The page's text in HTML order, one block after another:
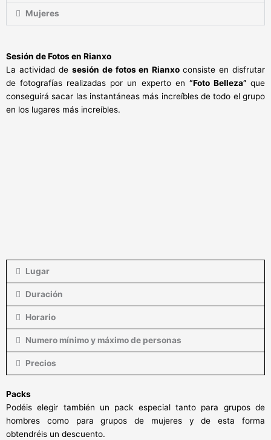
Mujeres
Sesión de Fotos en Rianxo
La actividad de sesión de fotos en Rianxoconsiste en disfrutar
de fotografías realizadas por un experto en “Foto Belleza”que
conseguirá sacar las instantáneas más increíbles de todo el grupo
en los lugares más increíbles.
Lugar
Duración
Horario
Numero mínimo y máximo de personas
Precios
Packs
Podéis elegir también un pack especial tanto para grupos de
hombres como para grupos de mujeres y de esta forma
obtendréis un descuento.